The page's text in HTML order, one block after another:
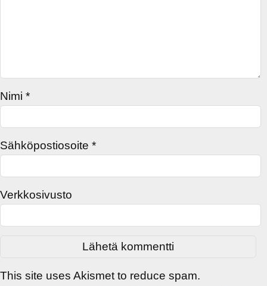
Nimi *
Sähköpostiosoite *
Verkkosivusto
This site uses Akismet to reduce spam.